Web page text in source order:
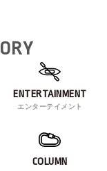
ENTERTAINMENT
エンターテイメント
COLUMN